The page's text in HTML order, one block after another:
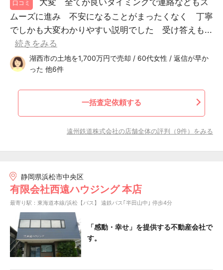
口コミ
ムーズに進み 不安になることがまったくなく 丁寧
でしかも大変わかりやすい説明でした 受け答えも...
続きをみる
湖西市の土地を1,700万円で売却 / 60代女性 / 返信が早か
った 他6件
一括査定依頼する
遠州鉄道株式会社の店舗全体の評判（9件）をみる
静岡県浜松市中央区
有限会社西遠ハウジング 本店
最寄り駅：東海道本線/浜松【バス】 遠鉄バス｢半田山中｣ 停歩4分
「感動・幸せ」を提供する不動産会社で
す。